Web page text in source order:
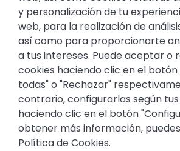
ALQUILER
EN ORIHUELA
y personalización de tu
web, para la realización de
así como para proporcionarte
a tus intereses. Puede aceptar o
cookies haciendo clic en el
todas" o "Rechazar"
contrario, configurarlas según
haciendo clic en el botón
obtener más información,
Política de Cookies.